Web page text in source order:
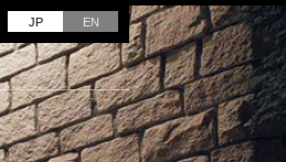
JP EN